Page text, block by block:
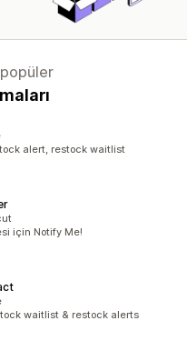
popüler
alert, restock waitlist
için Notify Me!
waitlist & restock alerts